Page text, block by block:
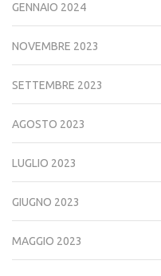
GENNAIO 2024
NOVEMBRE 2023
SETTEMBRE 2023
AGOSTO 2023
LUGLIO 2023
GIUGNO 2023
MAGGIO 2023